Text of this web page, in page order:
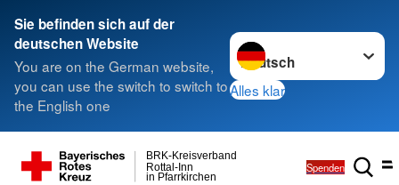
Sie befinden sich auf der
deutschen Website
You are on the German website,
you can use the switch to switch to
the English one
Sprache wechseln zu
Alles klar
in Pfarrkirchen
Rottal-Inn
BRK-Kreisverband
Spenden